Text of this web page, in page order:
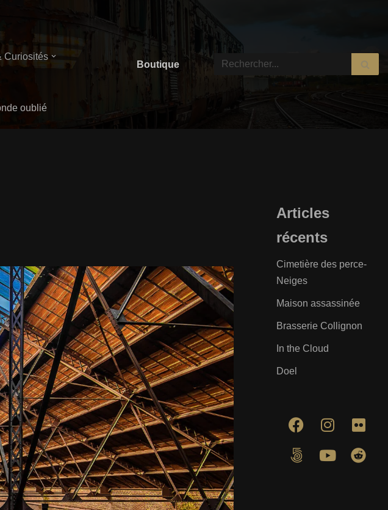
Curiosités
Boutique
oublié
Articles
récents
Cimetière des perce-
Neiges
Maison assassinée
Brasserie Collignon
In the Cloud
Doel